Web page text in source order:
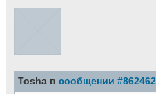
Tosha в сообщении #862462